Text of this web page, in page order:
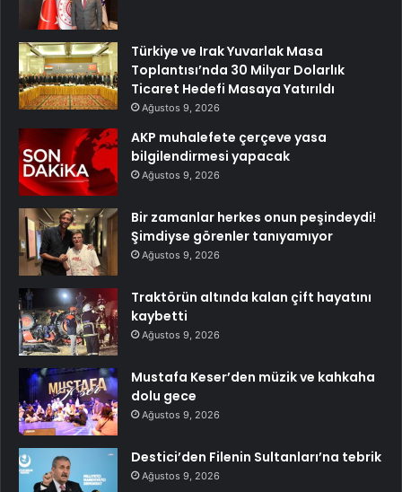
Türkiye ve Irak Yuvarlak Masa
Toplantısı’nda 30 Milyar Dolarlık
Ticaret Hedefi Masaya Yatırıldı
Ağustos 9, 2026
AKP muhalefete çerçeve yasa
bilgilendirmesi yapacak
Ağustos 9, 2026
Bir zamanlar herkes onun peşindeydi!
Şimdiyse görenler tanıyamıyor
Ağustos 9, 2026
Traktörün altında kalan çift hayatını
kaybetti
Ağustos 9, 2026
Mustafa Keser’den müzik ve kahkaha
dolu gece
Ağustos 9, 2026
Destici’den Filenin Sultanları’na tebrik
Ağustos 9, 2026